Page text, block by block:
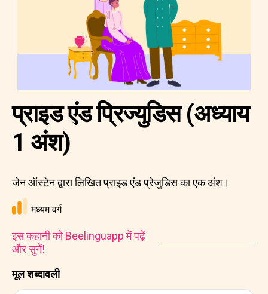
मूल शब्दावली
प्राइड एंड प्रिज्युडिस (अध्याय
1 अंश)
जेन ऑस्टेन द्वारा लिखित प्राइड एंड प्रेजुडिस का एक अंश।
मध्यम वर्ग
इस कहानी को Beelinguapp में पढ़ें
और सुनें!